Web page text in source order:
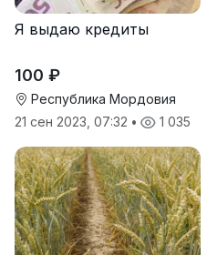
Я выдаю кредиты
100 ₽
Республика Мордовия
21 сен 2023, 07:32 • 1 035